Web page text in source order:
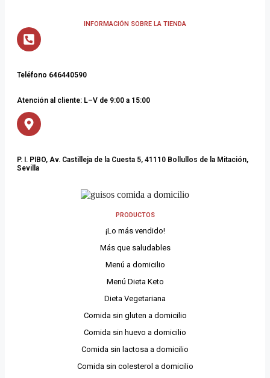
INFORMACIÓN SOBRE LA TIENDA
Teléfono 646440590
Atención al cliente: L–V de 9:00 a 15:00
P. I. PIBO, Av. Castilleja de la Cuesta 5, 41110 Bollullos de la Mitación,
Sevilla
PRODUCTOS
¡Lo más vendido!
Más que saludables
Menú a domicilio
Menú Dieta Keto
Dieta Vegetariana
Comida sin gluten a domicilio
Comida sin huevo a domicilio
Comida sin lactosa a domicilio
Comida sin colesterol a domicilio